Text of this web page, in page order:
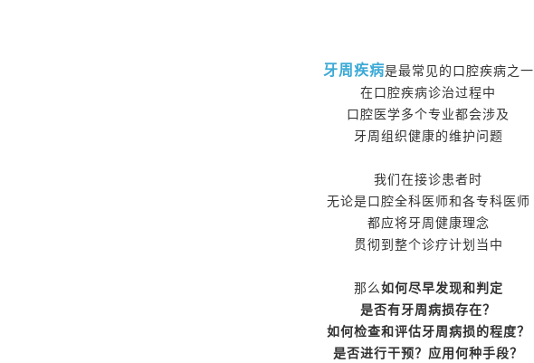
牙周疾病是最常见的口腔疾病之一
在口腔疾病诊治过程中
口腔医学多个专业都会涉及
牙周 组织健康的维护问题
我们在接诊患者时
无论是口腔全科医师和各专科医师
都应将牙周健康理念
贯彻到整个诊疗计划当中
那么 如何尽早发现和判定
是否有牙周病损存在？
如何检查和评估牙周病损的程度？
是否进行干预？应用何种手段？